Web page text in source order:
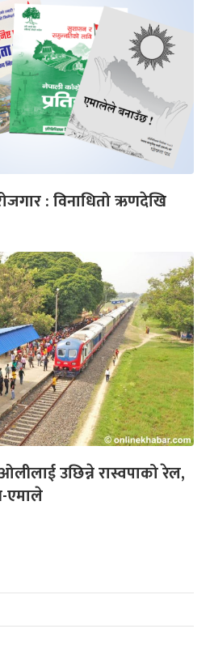
: विनाधितो ऋणदेखि
ओलीलाई उछिन्ने रास्वपाको रेल,
एमाले